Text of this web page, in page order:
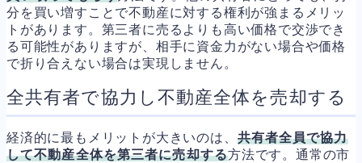
分を買い増すことで不動産に対する権利が強まるメリッ
トがあります。第三者に売るよりも高い価格で交渉でき
る可能性がありますが、相手に資金力がない場合や価格
で折り合えない場合は実現しません。
全共有者で協力し不動産全体を売却する
経済的に最もメリットが大きいのは、 共有者全員で協力
して不動産全体を第三者に売却する方法です。通常の市